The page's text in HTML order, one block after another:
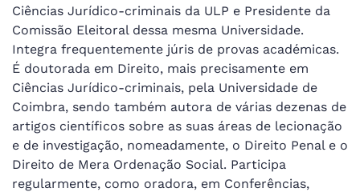
Ciências Jurídico-criminais da ULP e Presidente da
Comissão Eleitoral dessa mesma Universidade.
Integra frequentemente júris de provas académicas.
É doutorada em Direito, mais precisamente em
Ciências Jurídico-criminais, pela Universidade de
Coimbra, sendo também autora de várias dezenas de
artigos científicos sobre as suas áreas de lecionação
e de investigação, nomeadamente, o Direito Penal e o
Direito de Mera Ordenação Social. Participa
regularmente, como oradora, em Conferências,